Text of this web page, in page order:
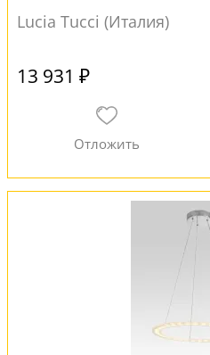
Lucia Tucci (Италия)
13 931 ₽